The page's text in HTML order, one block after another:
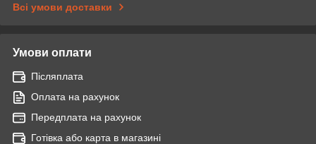
Всі умови доставки
Умови оплати
Післяплата
Оплата на рахунок
Передплата на рахунок
Готівка або карта в магазині